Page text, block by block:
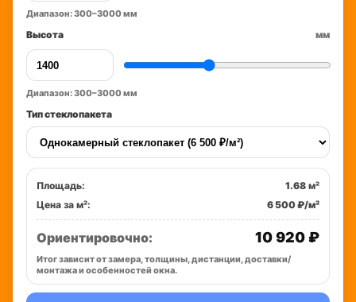
Диапазон: 300–3000 мм
Высота мм
Диапазон: 300–3000 мм
Тип стеклопакета
Площадь: 1.68 м²
Цена за м²:
6 500 ₽/м²
Ориентировочно: 10 920 ₽
Итог зависит от замера, толщины, дистанции, доставки/
монтажа и особенностей окна.